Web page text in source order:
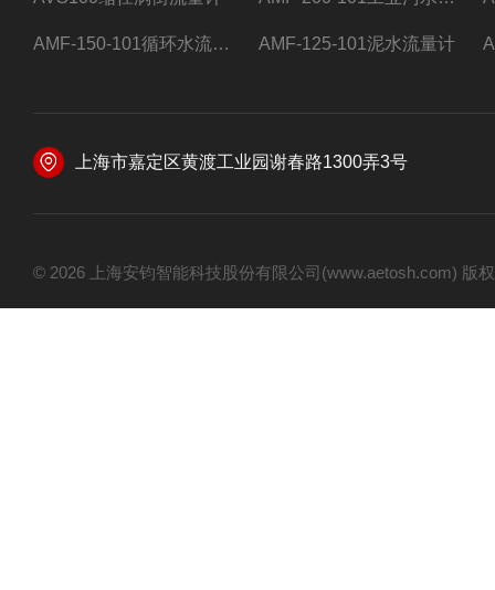
AMF-150-101循环水流量计,电磁流量计 AMF-125-101泥水流量计
上海市嘉定区黄渡工业园谢春路1300弄3号
© 2026 上海安钧智能科技股份有限公司(www.aetosh.com)